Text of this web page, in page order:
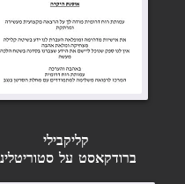
קליקבילי
ברודקאסט על